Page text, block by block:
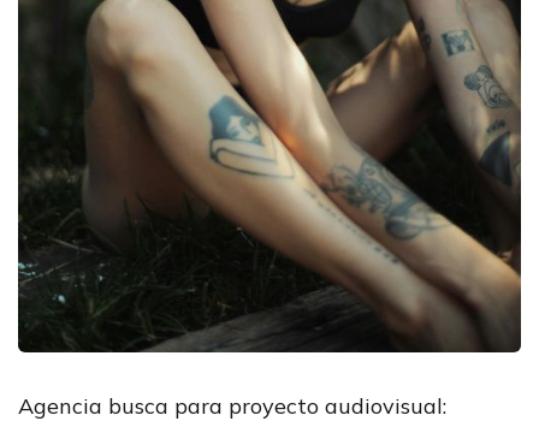
Agencia busca para proyecto audiovisual: